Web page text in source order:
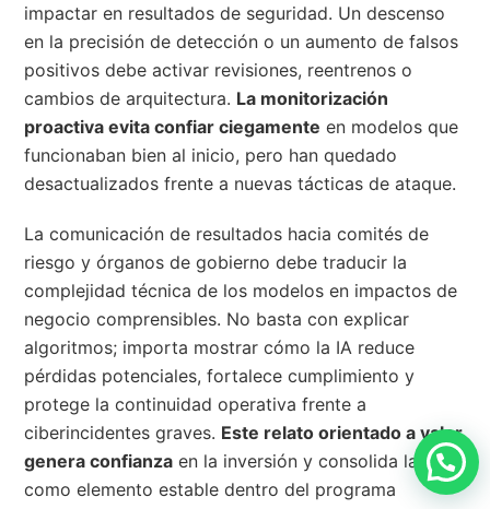
impactar en resultados de seguridad. Un descenso
en la precisión de detección o un aumento de falsos
positivos debe activar revisiones, reentrenos o
cambios de arquitectura. La monitorización
proactiva evita confiar ciegamente en modelos que
funcionaban bien al inicio, pero han quedado
desactualizados frente a nuevas tácticas de ataque.
La comunicación de resultados hacia comités de
riesgo y órganos de gobierno debe traducir la
complejidad técnica de los modelos en impactos de
negocio comprensibles. No basta con explicar
algoritmos; importa mostrar cómo la IA reduce
pérdidas potenciales, fortalece cumplimiento y
protege la continuidad operativa frente a
ciberincidentes graves. Este relato orientado a valor
genera confianza en la inversión y consolida la IA
como elemento estable dentro del programa